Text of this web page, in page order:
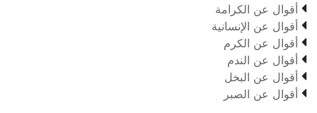
 أقوال عن الكرامة
 أقوال عن الإنسانية
 أقوال عن الكرم
 أقوال عن الندم
 أقوال عن البخل
 أقوال عن الصبر